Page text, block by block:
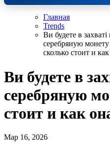
Главная
Trends
Ви будете в
серебряную
сколько стоит и
Ви будете в
серебряную
стоит и как
Мар 16, 2026